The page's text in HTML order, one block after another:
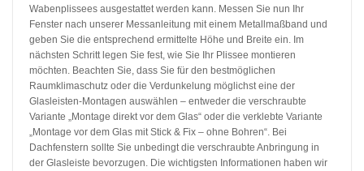
Wabenplissees ausgestattet werden kann. Messen Sie nun Ihr
Fenster nach unserer Messanleitung mit einem Metallmaßband und
geben Sie die entsprechend ermittelte Höhe und Breite ein. Im
nächsten Schritt legen Sie fest, wie Sie Ihr Plissee montieren
möchten. Beachten Sie, dass Sie für den bestmöglichen
Raumklimaschutz oder die Verdunkelung möglichst eine der
Glasleisten-Montagen auswählen – entweder die verschraubte
Variante „Montage direkt vor dem Glas“ oder die verklebte Variante
„Montage vor dem Glas mit Stick & Fix – ohne Bohren“. Bei
Dachfenstern sollte Sie unbedingt die verschraubte Anbringung in
der Glasleiste bevorzugen. Die wichtigsten Informationen haben wir